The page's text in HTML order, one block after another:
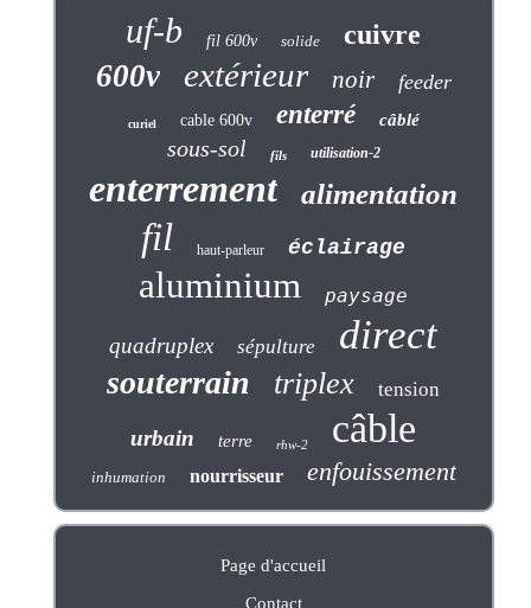
uf-b fil 600v solide cuivre
600v extérieur noir feeder
curiel cable 600v enterré câblé
sous-sol fils utilisation-2
enterrement alimentation
fil haut-parleur éclairage
aluminium paysage
quadruplex sépulture direct
souterrain triplex tension
urbain terre rhw-2 câble
inhumation nourrisseur enfouissement
Page d'accueil
Contact